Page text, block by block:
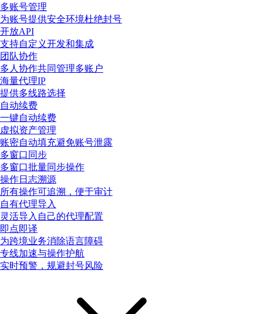
多账号管理
为账号提供安全环境杜绝封号
开放API
支持自定义开发和集成
团队协作
多人协作共同管理多账户
海量代理IP
提供多线路选择
自动续费
一键自动续费
虚拟资产管理
账密自动填充避免账号泄露
多窗口同步
多窗口批量同步操作
操作日志溯源
所有操作可追溯，便于审计
自有代理导入
灵活导入自己的代理配置
即点即译
为跨境业务消除语言障碍
专线加速与操作护航
实时预警，规避封号风险